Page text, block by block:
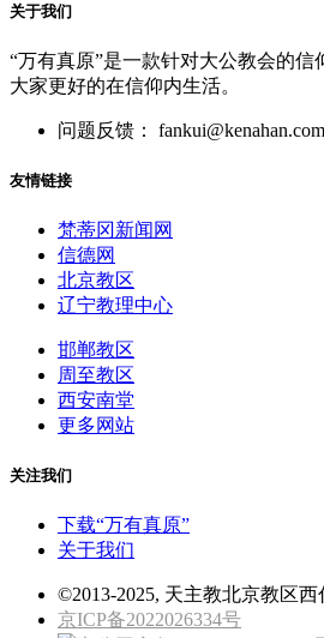
关于我们
“万有真原”是一款针对大公教会的信
大家更好的在信仰内生活。
问题反馈： fankui@kenahan.com
友情链接
梵蒂冈新闻网
信德网
北京教区
辽宁教理中心
邯郸教区
周至教区
西安南堂
更多网站
关注我们
下载“万有真原”
关于我们
©2013-2025, 天主教北京教区
京ICP备2022026334号